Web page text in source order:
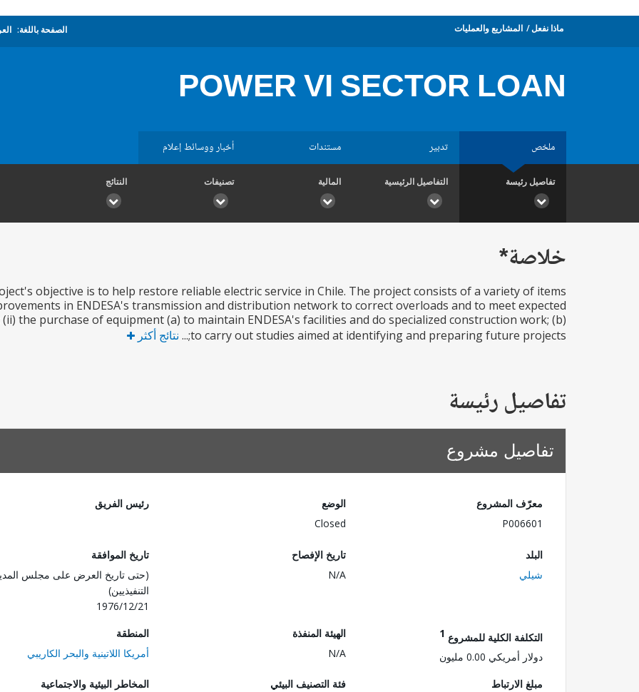
ماذا نفعل المشاريع والعمليات الصفحة باللغة:
POWER VI SECTOR LOAN
ملخص تدبير مستندات أخبار ووسائط إعلام
تفاصيل رئيسة التفاصيل الرئيسية المالية تصنيفات النتائج
خلاصة*
objective is to help restore reliable electric service in Chile. The project consists of a variety of items
in ENDESA's transmission and distribution network to correct overloads and to meet expected
the purchase of equipment (a) to maintain ENDESA's facilities and do specialized construction work; (b)
to carry out studies aimed at identifying and preparing future projects;...
نتائج أكثر
تفاصيل رئيسة
تفاصيل مشروع
معرّف المشروع
P006601
الوضع
Closed
رئيس الفريق
البلد
شيلي
تاريخ الإفصاح
N/A
تاريخ الموافقة
(حتى تاريخ العرض على مجلس
التنفيذيين)
1976/12/21
التكلفة الكلية للمشروع 1
دولار أمريكي 0.00 مليون
الهيئة المنفذة
N/A
المنطقة
أمريكا اللاتينية والبحر الكاريبي
مبلغ الارتباط
فئة التصنيف البيئي
المخاطر البيئية والاجتماعية